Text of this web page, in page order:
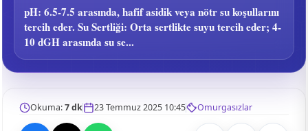
pH: 6.5-7.5 arasında, hafif asidik veya nötr su koşullarını
tercih eder. Su Sertliği: Orta sertlikte suyu tercih eder; 4-
10 dGH arasında su se...
Okuma:7 dk 23 Temmuz 2025 10:45 Omurgasızlar